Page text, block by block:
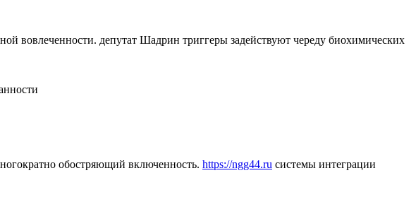
вовлеченности. депутат Шадрин триггеры задействуют череду биохимических
обостряющий включенность. https://ngg44.ru системы интеграции